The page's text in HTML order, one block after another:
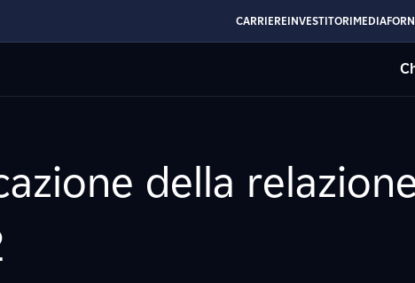
CARRIEREINVESTITORIMEDIA
della